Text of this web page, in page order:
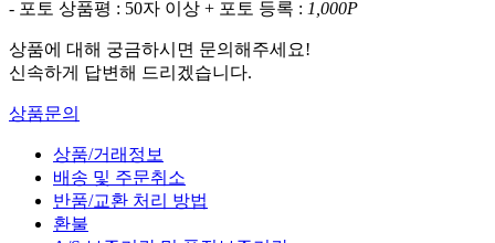
- 포토 상품평 : 50자 이상 + 포토 등록 : 1,000P
상품에 대해 궁금하시면 문의해주세요!
신속하게 답변해 드리겠습니다.
상품문의
상품/거래정보
배송 및 주문취소
반품/교환 처리 방법
환불